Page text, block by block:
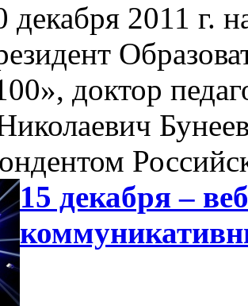
декабря 2011 г.
доктор
15 декабря –